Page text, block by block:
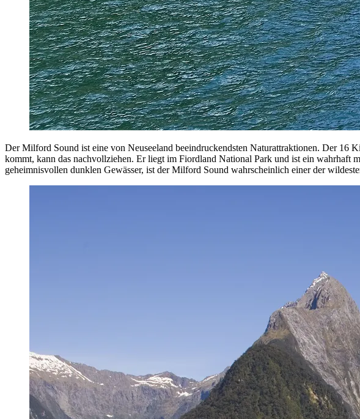
Der Milford Sound ist eine von Neuseeland beeindruckendsten Naturattraktionen. Der 16
kommt, kann das nachvollziehen. Er liegt im Fiordland National Park und ist ein wahrhaft
geheimnisvollen dunklen Gewässer, ist der Milford Sound wahrscheinlich einer der